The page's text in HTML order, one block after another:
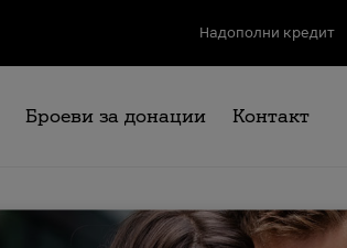
Надополни кредит
Броеви за донации Контакт